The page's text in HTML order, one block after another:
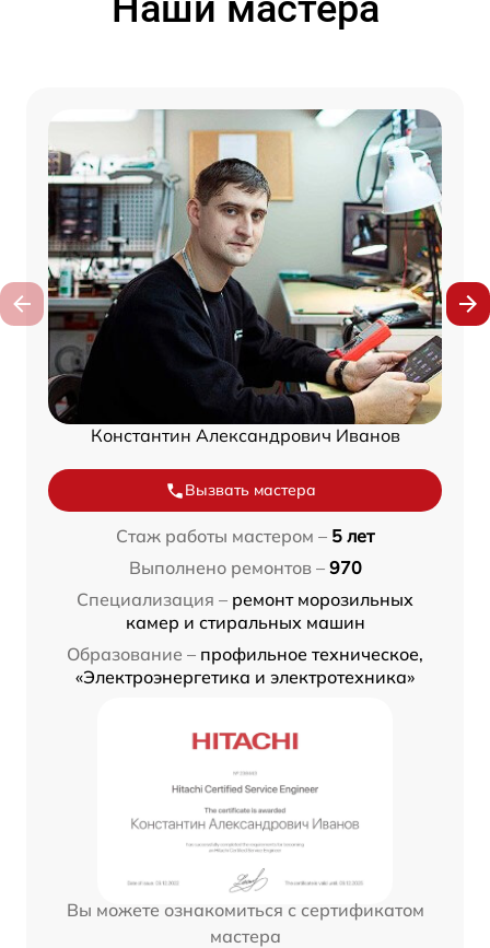
Константин Александрович Иванов
Вызвать мастера
Стаж работы мастером – 5 лет
Выполнено ремонтов – 970
Специализация – ремонт морозильных
камер и стиральных машин
Образование – профильное техническое,
«Электроэнергетика и электротехника»
Вы можете ознакомиться с сертификатом
мастера